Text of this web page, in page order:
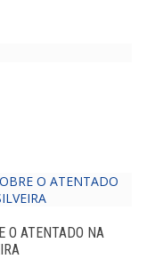
O ATENTADO NA